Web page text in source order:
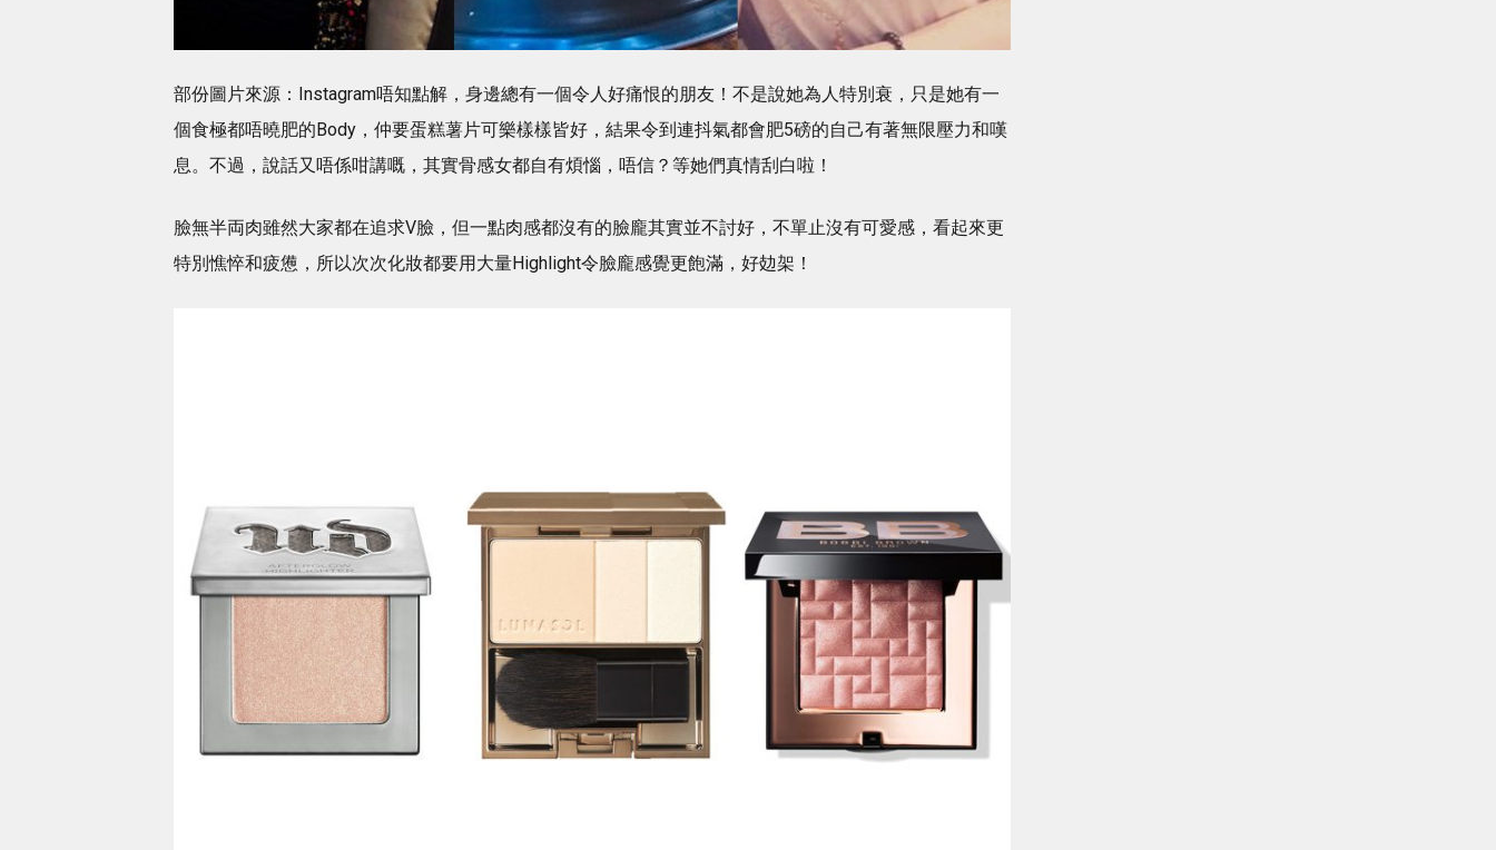
部份圖片來源：Instagram唔知點解，身邊總有一個令人好痛恨的朋友！不是說她為人特別衰，只是她有一
個食極都唔曉肥的Body，仲要蛋糕薯片可樂樣樣皆好，結果令到連抖氣都會肥5磅的自己有著無限壓力和嘆
息。不過，說話又唔係咁講嘅，其實骨感女都自有煩惱，唔信？等她們真情刮白啦！
臉無半両肉雖然大家都在追求V臉，但一點肉感都沒有的臉龐其實並不討好，不單止沒有可愛感，看起來更
特別憔悴和疲憊，所以次次化妝都要用大量Highlight令臉龐感覺更飽滿，好攰架！